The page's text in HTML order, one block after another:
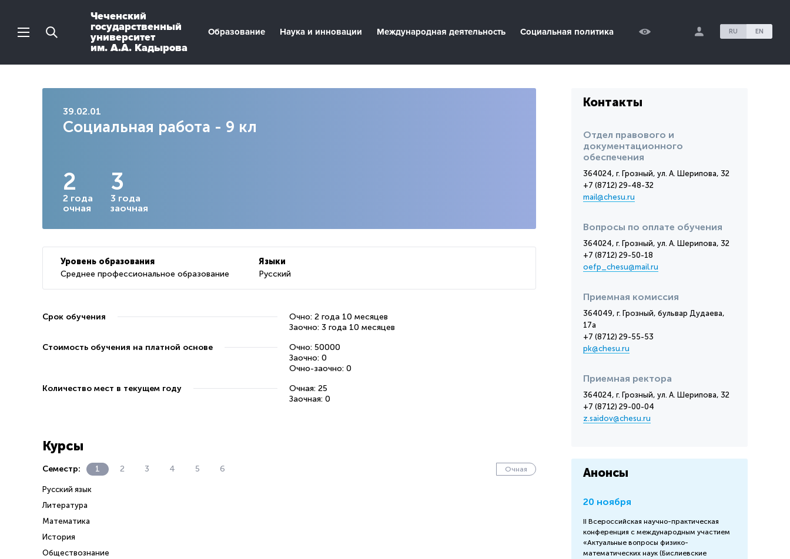
Чеченский
государственный
университет
им. А.А. Кадырова
Образование Наука и инновации Международная деятельность Социальная политика RU EN
39.02.01
Социальная работа - 9 кл
2
2 года
очная
3
3 года
заочная
Уровень образования
Среднее профессиональное образование
Языки
Русский
Срок обучения
Очно: 2 года 10 месяцев
Заочно: 3 года 10 месяцев
Стоимость обучения на платной основе
Очно: 50000
Заочно: 0
Очно-заочно: 0
Количество мест в текущем году
Очная: 25
Заочная: 0
Курсы
Семестр: 1 2 3 4 5 6 Очная
Русский язык
Литература
Математика
История
Обществознание
Контакты
Отдел правового и
документационного
обеспечения
364024, г. Грозный, ул. А. Шерипова, 32
+7 (8712) 29-48-32
mail@chesu.ru
Вопросы по оплате обучения
364024, г. Грозный, ул. А. Шерипова, 32
+7 (8712) 29-50-18
oefp_chesu@mail.ru
Приемная комиссия
364049, г. Грозный, бульвар Дудаева,
17а
+7 (8712) 29-55-53
pk@chesu.ru
Приемная ректора
364024, г. Грозный, ул. А. Шерипова, 32
+7 (8712) 29-00-04
z.saidov@chesu.ru
Анонсы
20 ноября
II Всероссийская научно-практическая
конференция с международным участием
«Актуальные вопросы физико-
математических наук (Бислиевские